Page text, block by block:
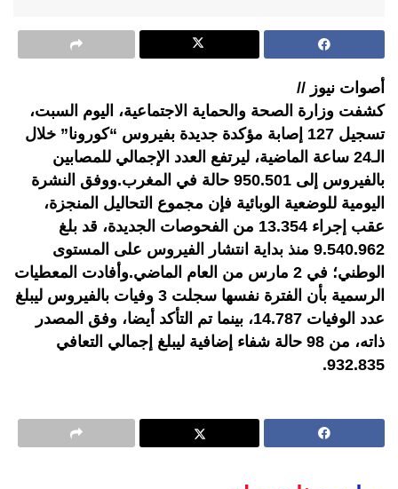
أصوات نيوز //
كشفت وزارة الصحة والحماية الاجتماعية، اليوم السبت،
تسجيل 127 إصابة مؤكدة جديدة بفيروس “كورونا” خلال
الـ24 ساعة الماضية، ليرتفع العدد الإجمالي للمصابين
بالفيروس إلى 950.501 حالة في المغرب.ووفق النشرة
اليومية للوضعية الوبائية فإن مجموع التحاليل المنجزة،
عقب إجراء 13.354 من الفحوصات الجديدة، قد بلغ
9.540.962 منذ بداية انتشار الفيروس على المستوى
الوطني؛ في 2 مارس من العام الماضي.وأفادت المعطيات
الرسمية بأن الفترة نفسها سجلت 3 وفيات بالفيروس ليبلغ
عدد الوفيات 14.787، بينما تم التأكد أيضا، وفق المصدر
ذاته، من 98 حالة شفاء إضافية ليبلغ إجمالي التعافي
932.835.